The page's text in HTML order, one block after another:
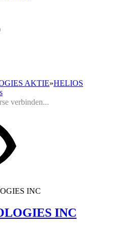
AKTIE»HELIOS
verbinden...
INC